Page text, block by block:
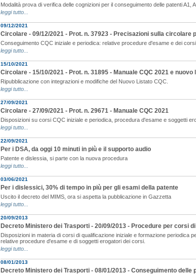
Modalità prova di verifica delle cognizioni per il conseguimento delle patenti A1,
leggi tutto...
09/12/2021
Circolare - 09/12/2021 - Prot. n. 37923 - Precisazioni sulla circolare
Conseguimento CQC iniziale e periodica: relative procedure d'esame e dei corsi
leggi tutto...
15/10/2021
Circolare - 15/10/2021 - Prot. n. 31895 - Manuale CQC 2021 e nuovo
Ripubblicazione con integrazioni e modifiche del Nuovo Listato CQC.
leggi tutto...
27/09/2021
Circolare - 27/09/2021 - Prot. n. 29671 - Manuale CQC 2021
Disposizioni su corsi CQC iniziale e periodica, procedura d'esame e soggetti
leggi tutto...
22/09/2021
Per i DSA, da oggi 10 minuti in più e il supporto audio
Patente e dislessia, si parte con la nuova procedura
leggi tutto...
03/06/2021
Per i dislessici, 30% di tempo in più per gli esami della patente
Uscito il decreto del MIMS, ora si aspetta la pubblicazione in Gazzetta
leggi tutto...
20/09/2013
Decreto Ministero dei Trasporti - 20/09/2013 - Procedure per corsi
Disposizioni in materia di corsi di qualificazione iniziale e formazione periodica
relative procedure d'esame e di soggetti erogatori dei corsi.
leggi tutto...
08/01/2013
Decreto Ministero dei Trasporti - 08/01/2013 - Conseguimento delle